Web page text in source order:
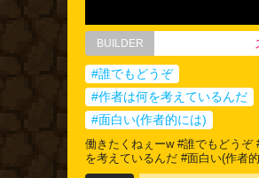
BUILDER
#誰でもどうぞ
#作者は何を考えているんだ
#面白い(作者的には)
働きたくねぇーw #誰でもどうぞ
を考えているんだ #面白い(作者